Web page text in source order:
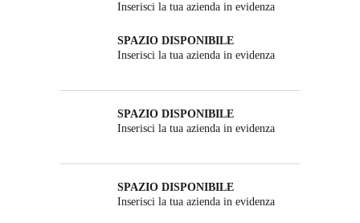
Inserisci la tua azienda in evidenza
SPAZIO DISPONIBILE
Inserisci la tua azienda in evidenza
SPAZIO DISPONIBILE
Inserisci la tua azienda in evidenza
SPAZIO DISPONIBILE
Inserisci la tua azienda in evidenza